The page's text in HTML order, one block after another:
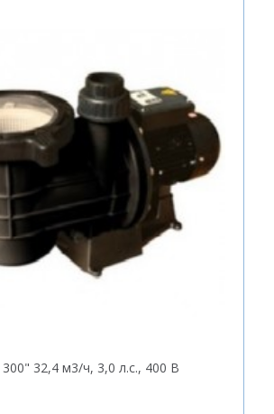
300" 32,4 м3/ч, 3,0 л.с., 400 В